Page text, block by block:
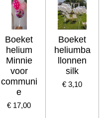
Boeket
helium
Minnie
voor
communi
e
€ 17,00
Boeket
heliumba
llonnen
silk
€ 3,10